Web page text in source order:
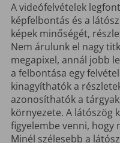
A videófelvételek
képfelbontás és a
képek minőségét,
Nem árulunk el nagy
megapixel, annál jobb
a felbontása egy
kinagyíthatók a
azonosíthatók a
környezete. A látószög
figyelembe venni, hogy
Minél szélesebb a